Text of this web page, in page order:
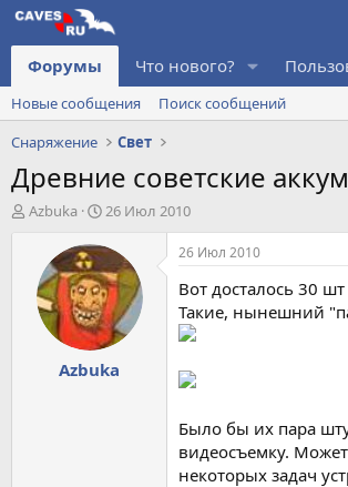
Форумы Что нового?
Новые сообщения
Поиск сообщений
Снаряжение
Свет
Древние советские
А
Azbuka
Д
т
а
н
а
ч
а
л
26 Июл 2010
Azbuka
26 Июл 2010
Вот досталось 30
Такие, нынешний
Было бы их пара
видеосъемку.
некоторых задач